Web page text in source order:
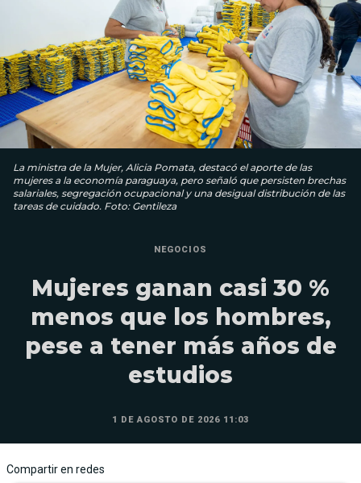
La ministra de la Mujer, Alicia Pomata, destacó el aporte de las
mujeres a la economía paraguaya, pero señaló que persisten brechas
salariales, segregación ocupacional y una desigual distribución de las
tareas de cuidado. Foto: Gentileza
NEGOCIOS
Mujeres ganan casi 30 %
menos que los hombres,
pese a tener más años de
estudios
1 DE AGOSTO DE 2026 11:03
Compartir en redes